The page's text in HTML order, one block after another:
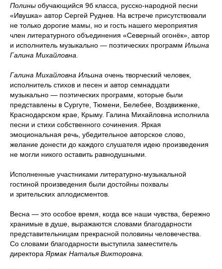
Полины обучающийся 9б класса, русско-народной песни
«Ивушка» автор Сергей Руднев. На встрече присутствовали
не только дорогие мамы, но и гость нашего мероприятия
член литературного объединения «Северный огонёк», автор
и исполнитель музыкально — поэтических программ Ильина
Галина Михайловна.
Галина Михайловна Ильина очень творческий человек,
исполнитель стихов и песен и автор семнадцати
музыкально — поэтических программ, которые были
представлены в Сургуте, Тюмени, Белебее, Воздвиженке,
Краснодарском крае, Крыму. Галина Михайловна исполнила
песни и стихи собственного сочинения. Яркая
эмоциональная речь, убедительное авторское слово,
желание донести до каждого слушателя идею произведения
не могли никого оставить равнодушными.
Исполненные участниками литературно-музыкальной
гостиной произведения были достойны похвалы
и зрительских аплодисментов.
Весна — это особое время, когда все наши чувства, бережно
хранимые в душе, выражаются словами благодарности
представительницам прекрасной половины человечества.
Со словами благодарности выступила заместитель
директора Ярмак Наталья Викторовна.